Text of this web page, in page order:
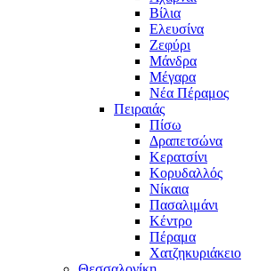
Βίλια
Ελευσίνα
Ζεφύρι
Μάνδρα
Μέγαρα
Νέα Πέραμος
Πειραιάς
Πίσω
Δραπετσώνα
Κερατσίνι
Κορυδαλλός
Νίκαια
Πασαλιμάνι
Κέντρο
Πέραμα
Χατζηκυριάκειο